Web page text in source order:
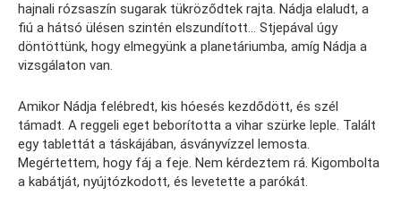
hajnali rózsaszín sugarak tükröződtek rajta. Nádja elaludt, a
fiú a hátsó ülésen szintén elszundított… Stjepával úgy
döntöttünk, hogy elmegyünk a planetáriumba, amíg Nádja a
vizsgálaton van.
Amikor Nádja felébredt, kis hóesés kezdődött, és szél
támadt. A reggeli eget beborította a vihar szürke leple. Talált
egy tablettát a táskájában, ásványvízzel lemosta.
Megértettem, hogy fáj a feje. Nem kérdeztem rá. Kigombolta
a kabátját, nyújtózkodott, és levetette a parókát.